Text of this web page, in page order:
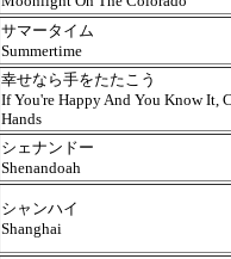
サマータイム
Summertime
幸せなら手をたたこう
If You're Happy And You Know It,
Hands
シェナンドー
Shenandoah
シャンハイ
Shanghai